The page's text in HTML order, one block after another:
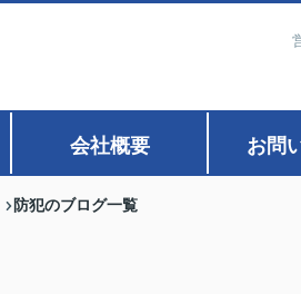
会社概要 お問
防犯のブログ一覧